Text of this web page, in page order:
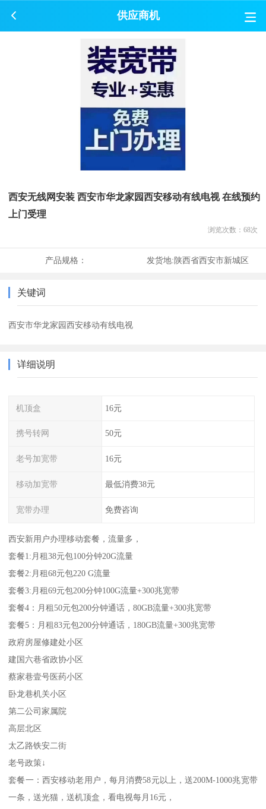
供应商机
西安无线网安装 西安市华龙家园西安移动有线电视 在线预约
上门受理
浏览次数： 68次
产品规格： 发货地:陕西省西安市新城区
关键词
西安市华龙家园西安移动有线电视
详细说明
机顶盒 16元
携号转网 50元
老号加宽带 16元
移动加宽带 最低消费38元
宽带办理 免费咨询
西安新用户办理移动套餐，流量多，
套餐1:月租38元包100分钟20G流量
套餐2:月租68元包220 G流量
套餐3:月租69元包200分钟100G流量+300兆宽带
套餐4：月租50元包200分钟通话，80GB流量+300兆宽带
套餐5：月租83元包200分钟通话，180GB流量+300兆宽带
政府房屋修建处小区
建国六巷省政协小区
蔡家巷壹号医药小区
卧龙巷机关小区
第二公司家属院
高层北区
太乙路铁安二街
老号政策↓
套餐一：西安移动老用户，每月消费58元以上，送200M-1000兆宽带
一条，送光猫，送机顶盒，看电视每月16元，